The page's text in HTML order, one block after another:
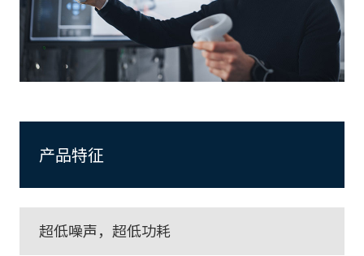
产品特征
超低噪声，超低功耗